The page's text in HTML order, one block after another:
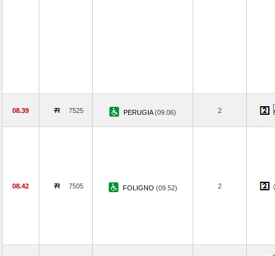
08.39 7525 PERUGIA(09.06) 2
08.42 7505 FOLIGNO (09.52) 2